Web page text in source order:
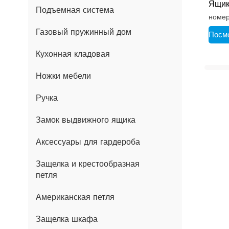
Подъемная система
Газовый пружинный дом
Кухонная кладовая
Ножки мебели
Ручка
Замок выдвижного ящика
Аксессуары для гардероба
Защелка и крестообразная
петля
Американская петля
Защелка шкафа